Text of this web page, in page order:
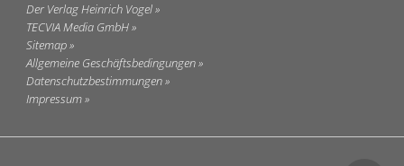
Der Verlag Heinrich Vogel
TECVIA Media GmbH
Sitemap
Allgemeine Geschäftsbedingungen
Datenschutzbestimmungen
Impressum